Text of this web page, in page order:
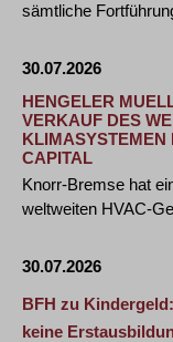
sämtliche
30.07.2026
HENGELER
VERKAUF DES
KLIMASYSTEMEN
CAPITAL
Knorr-Bremse hat
weltweiten HVAC-
30.07.2026
BFH zu
keine